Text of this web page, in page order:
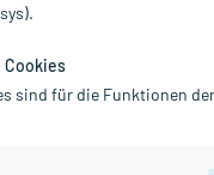
Cookies
sind für die Funktionen